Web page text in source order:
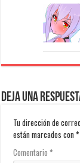
Deja una
Tu dirección de
están marcados con*
Comentario*